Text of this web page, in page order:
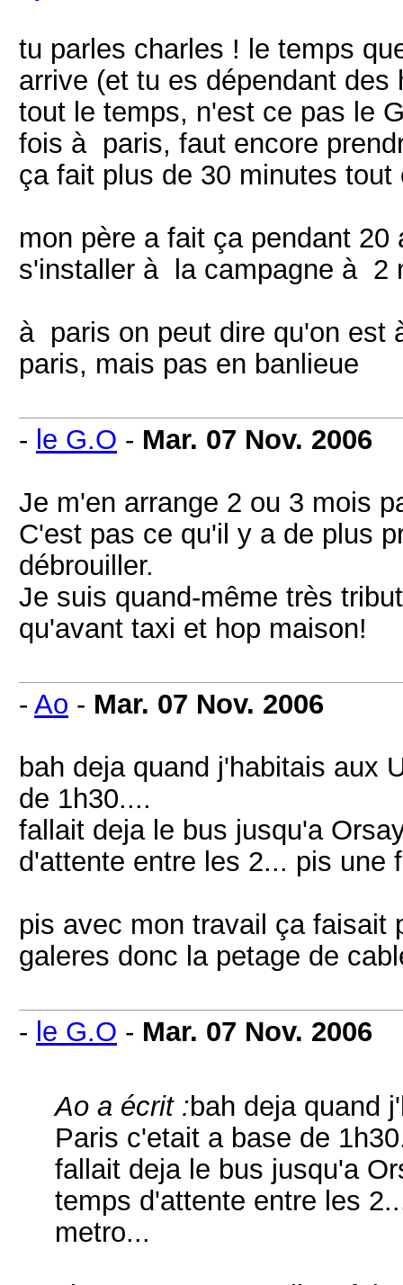
tu parles charles ! le temps
arrive (et tu es dépendant
tout le temps, n'est ce pas le
fois à paris, faut encore
ça fait plus de 30 minutes tout
mon père a fait ça pendant
s'installer à la campagne à 2
à paris on peut dire qu'on est
paris, mais pas en banlieue
- le G.O - Mar. 07 Nov. 2006
Je m'en arrange 2 ou 3 mois
C'est pas ce qu'il y a de plus
débrouiller.
Je suis quand-même très
qu'avant taxi et hop maison!
- Ao - Mar. 07 Nov. 2006
bah deja quand j'habitais aux
de 1h30....
fallait deja le bus jusqu'a
d'attente entre les 2... pis une
pis avec mon travail ça faisait
galeres donc la petage de
- le G.O - Mar. 07 Nov. 2006
Ao a écrit :bah deja quand
Paris c'etait a base de
fallait deja le bus jusqu'a
temps d'attente entre les
metro...